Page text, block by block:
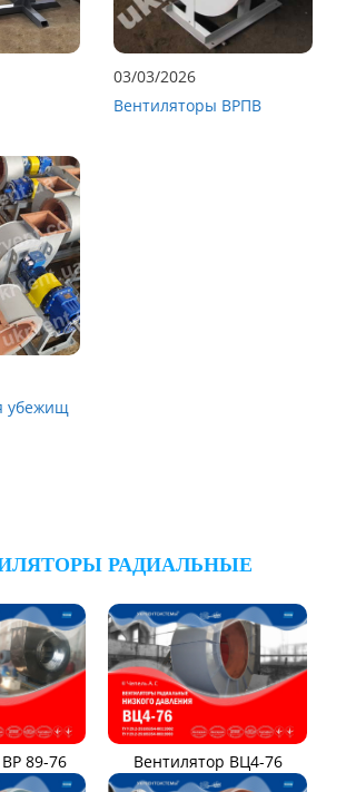
03/03/2026
Вентиляторы ВРПВ
убежищ
РАДИАЛЬНЫЕ
89-76 Вентилятор ВЦ4-76